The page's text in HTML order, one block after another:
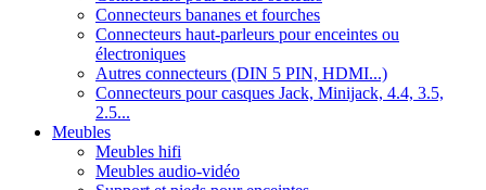
Connecteurs bananes et fourches
Connecteurs haut-parleurs pour enceintes ou
électroniques
Autres connecteurs (DIN 5 PIN, HDMI...)
Connecteurs pour casques Jack, Minijack, 4.4, 3.5,
2.5...
Meubles
Meubles hifi
Meubles audio-vidéo